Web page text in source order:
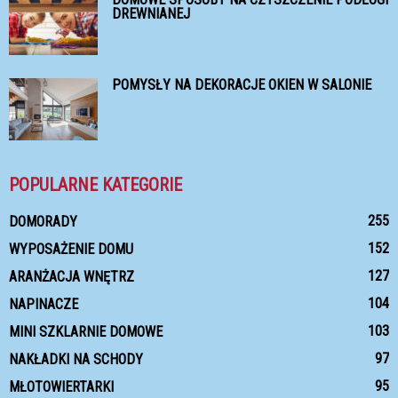
DREWNIANEJ
POMYSŁY NA DEKORACJE OKIEN W SALONIE
POPULARNE KATEGORIE
DOMORADY
255
WYPOSAŻENIE DOMU
152
ARANŻACJA WNĘTRZ
127
NAPINACZE
104
MINI SZKLARNIE DOMOWE
103
NAKŁADKI NA SCHODY
97
MŁOTOWIERTARKI
95